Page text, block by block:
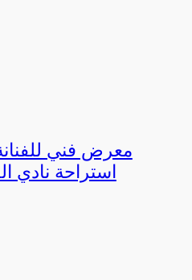
معرض فني
استراحة نادي